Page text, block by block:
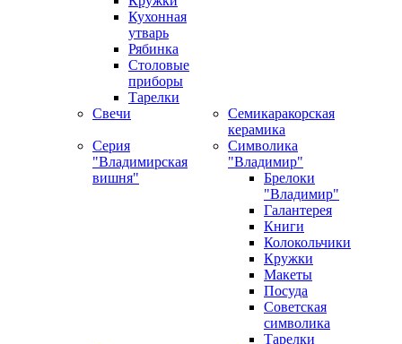
Кухонная
утварь
Рябинка
Столовые
приборы
Тарелки
Свечи
Семикаракорская
керамика
Серия
"Владимирская
вишня"
Символика
"Владимир"
Брелоки
"Владимир"
Галантерея
Книги
Колокольчики
Кружки
Макеты
Посуда
Советская
символика
Тарелки